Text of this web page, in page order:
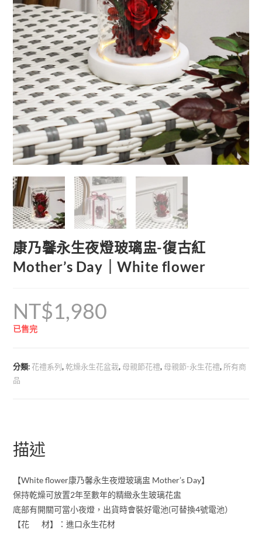
康乃馨永生夜燈玻璃盅-復古紅
Mother’s Day｜White flower
NT$1,980
已售完
分類: 花禮系列,乾燥永生花盆栽, 母親節花禮, 母親節-永生花禮, 所有商
品
描述
【White flower康乃馨永生夜燈玻璃盅 Mother’s Day】
保持乾燥可放置2年至數年的精緻永生玻璃花盅
底部有開關可當小夜燈，出貨時會裝好電池(可替換4號電池）
【花 材】：進口永生花材